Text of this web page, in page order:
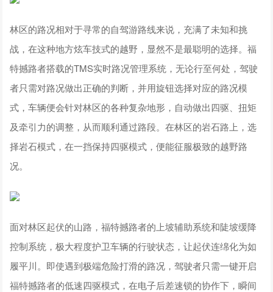
林区的路况相对于寻常的自驾游路线来说，充满了未知和挑
战，在这种地方炫车技式的越野，显然不是最聪明的选择。福
特撼路者搭载的TMS实时路况管理系统，无论行至何处，驾驶
者只需对路况做出正确的判断，并用旋钮选择对应的路况模
式，车辆便会针对林区的各种复杂地形，自动做出四驱、扭矩
及牵引力的调整，从而顺利通过路段。在林区的岩石路上，选
择岩石模式，在一挡保持四驱模式，便能征服极致的越野路
况。
面对林区起伏的山路，福特撼路者的上坡辅助系统和陡坡缓降
控制系统，极大程度护卫车辆的行驶状态，让起伏连绵化为如
履平川。即使遇到极端危险打滑的路况，驾驶者只需一键开启
福特撼路者的低速四驱模式，在电子后差速锁的协作下，瞬间